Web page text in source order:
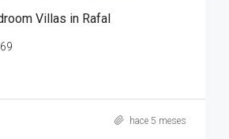
Villas in Rafal
hace 5 meses